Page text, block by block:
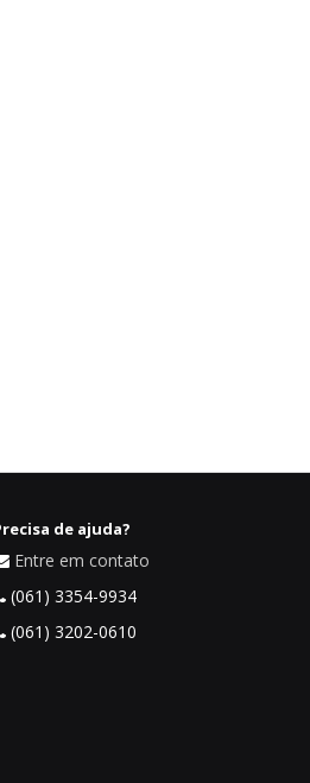
de ajuda?
Entre em contato
(061) 3354-9934
(061) 3202-0610